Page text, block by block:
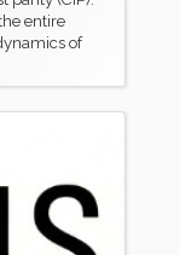
entire
of